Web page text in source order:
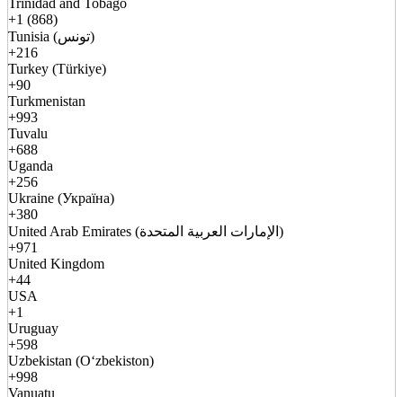
Trinidad and Tobago
+1 (868)
Tunisia (تونس)
+216
Turkey (Türkiye)
+90
Turkmenistan
+993
Tuvalu
+688
Uganda
+256
Ukraine (Україна)
+380
United Arab Emirates (الإمارات العربية المتحدة)
+971
United Kingdom
+44
USA
+1
Uruguay
+598
Uzbekistan (Oʻzbekiston)
+998
Vanuatu